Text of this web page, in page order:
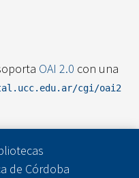
OAI 2.0 con una
cgi/oai2
de Córdoba